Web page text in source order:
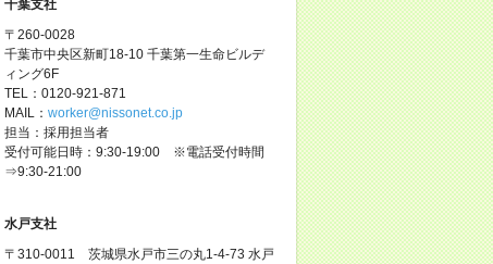
千葉支社
〒260-0028
千葉市中央区新町18-10 千葉第一生命ビルデ
ィング6F
TEL：0120-921-871
MAIL： worker@nissonet.co.jp
担当：採用担当者
受付可能日時：9:30-19:00 ※電話受付時間
⇒9:30-21:00
水戸支社
〒310-0011 茨城県水戸市三の丸1-4-73 水戸